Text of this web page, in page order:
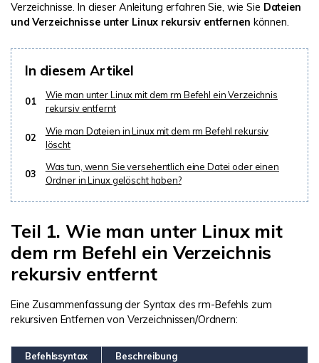
Verzeichnisse. In dieser Anleitung erfahren Sie, wie Sie Dateien
und Verzeichnisse unter Linux rekursiv entfernen können.
In diesem Artikel
01
Wie man unter Linux mit dem rm Befehl ein Verzeichnis
rekursiv entfernt
02
Wie man Dateien in Linux mit dem rm Befehl rekursiv
löscht
03
Was tun, wenn Sie versehentlich eine Datei oder einen
Ordner in Linux gelöscht haben?
Teil 1. Wie man unter Linux mit
dem rm Befehl ein Verzeichnis
rekursiv entfernt
Eine Zusammenfassung der Syntax des rm-Befehls zum
rekursiven Entfernen von Verzeichnissen/Ordnern:
Befehlssyntax Beschreibung